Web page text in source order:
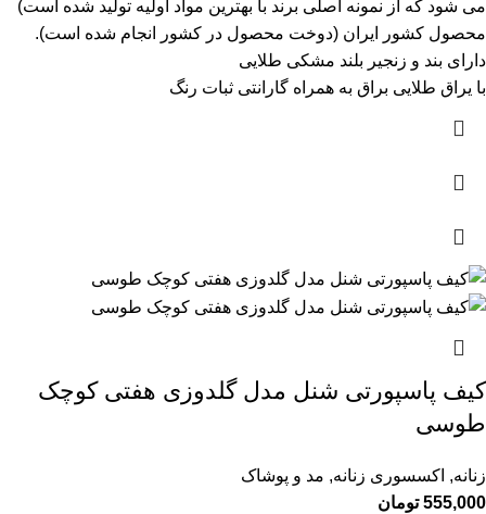
می شود که از نمونه اصلی برند با بهترین مواد اولیه تولید شده است)
محصول کشور ایران (دوخت محصول در کشور انجام شده است).
دارای بند و زنجیر بلند مشکی طلایی
با یراق طلایی براق به همراه گارانتی ثبات رنگ
کیف پاسپورتی شنل مدل گلدوزی هفتی کوچک
طوسی
زنانه, اکسسوری زنانه, مد و پوشاک
555,000 تومان